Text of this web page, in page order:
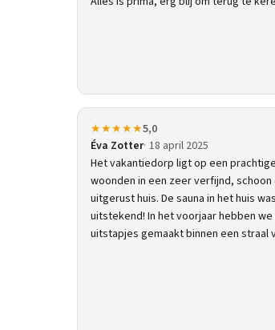
★★★★★5,0
Éva Zotter 18 april 2025
Het vakantiedorp ligt op een
woonden in een zeer verfijnd, schoon
uitgerust huis. De sauna in het huis
uitstekend! In het voorjaar hebben
uitstapjes gemaakt binnen een straal